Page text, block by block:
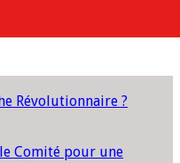
Révolutionnaire ?
Comité pour une